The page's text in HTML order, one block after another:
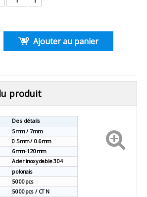
Ajouter au panier
produit
Des détails
5mm / 7mm
0.5mm / 0.6mm
6mm-120mm
Acier inoxydable 304
polonais
5000pcs
5000pcs / CTN